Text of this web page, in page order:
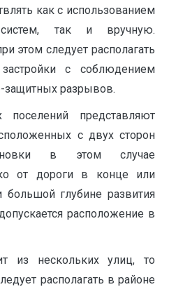
как с использованием
так и вручную.
этом следует располагать
с соблюдением
защитных разрывов.
поселений представляют
с двух сторон
в этом случае
от дороги в конце или
глубине развития
расположение в
из нескольких улиц, то
располагать в районе